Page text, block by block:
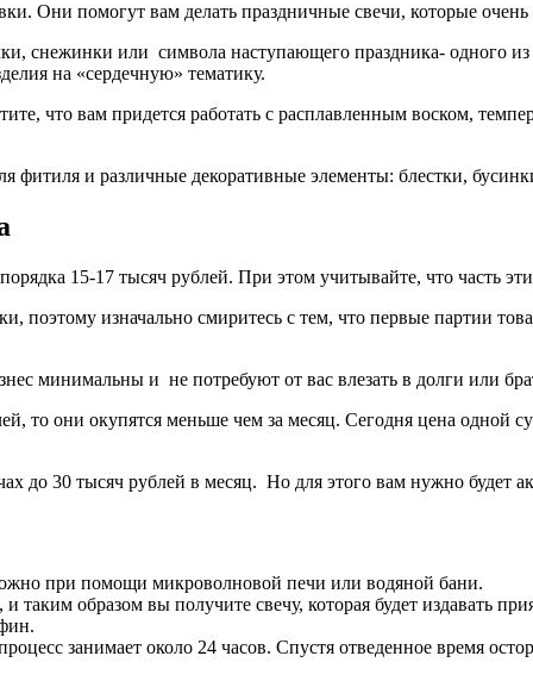
Они помогут вам делать праздничные свечи, которые
снежинки или символа наступающего праздника- одного
на «сердечную» тематику.
что вам придется работать с расплавленным воском,
и различные декоративные элементы: блестки,
15-17 тысяч рублей. При этом учитывайте, что часть
поэтому изначально смиритесь с тем, что первые партии
минимальны и не потребуют от вас влезать в долги или
то они окупятся меньше чем за месяц. Сегодня цена одной
до 30 тысяч рублей в месяц. Но для этого вам нужно будет
при помощи микроволновой печи или водяной бани.
образом вы получите свечу, которая будет издавать
занимает около 24 часов. Спустя отведенное время